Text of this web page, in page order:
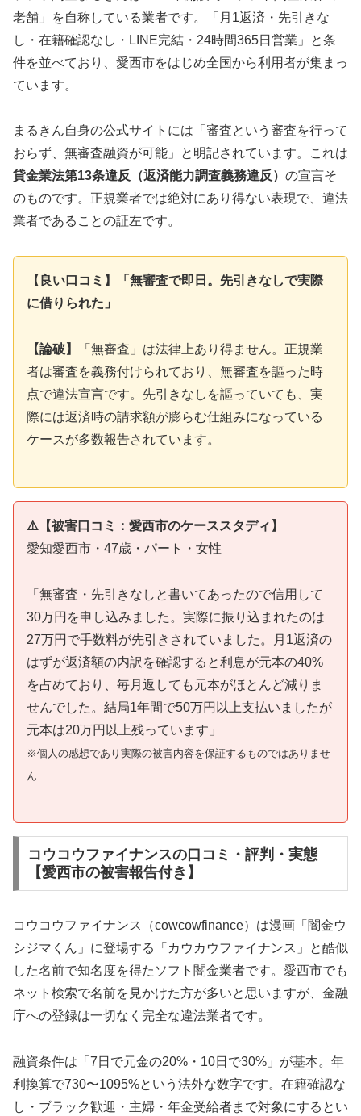
老舗」を自称している業者です。「月1返済・先引きな
し・在籍確認なし・LINE完結・24時間365日営業」と条
件を並べており、愛西市をはじめ全国から利用者が集まっ
ています。
まるきん自身の公式サイトには「審査という審査を行って
おらず、無審査融資が可能」と明記されています。これは
貸金業法第13条違反（返済能力調査義務違反） の宣言そ
のものです。正規業者では絶対にあり得ない表現で、違法
業者であることの証左です。
【良い口コミ】「無審査で即日。先引きなしで実際
に借りられた」
【論破】
「無審査」は法律上あり得ません。正規業
者は審査を義務付けられており、無審査を謳った時
点で違法宣言です。先引きなしを謳っていても、実
際には返済時の請求額が膨らむ仕組みになっている
ケースが多数報告されています。
⚠️【被害口コミ：愛西市のケーススタディ】
愛知愛西市・47歳・パート・女性
「無審査・先引きなしと書いてあったので信用して
30万円を申し込みました。実際に振り込まれたのは
27万円で手数料が先引きされていました。月1返済の
はずが返済額の内訳を確認すると利息が元本の40%
を占めており、毎月返しても元本がほとんど減りま
せんでした。結局1年間で50万円以上支払いましたが
元本は20万円以上残っています」
※個人の感想であり実際の被害内容を保証するものではありませ
ん
コウコウファイナンスの口コミ・評判・実態
【愛西市の被害報告付き】
コウコウファイナンス（cowcowfinance）は漫画「闇金ウ
シジマくん」に登場する「カウカウファイナンス」と酷似
した名前で知名度を得たソフト闇金業者です。愛西市でも
ネット検索で名前を見かけた方が多いと思いますが、金融
庁への登録は一切なく完全な違法業者です。
融資条件は「7日で元金の20%・10日で30%」が基本。年
利換算で730〜1095%という法外な数字です。在籍確認な
し・ブラック歓迎・主婦・年金受給者まで対象にするとい